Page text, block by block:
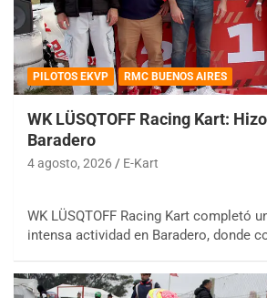
PILOTOS EKVP RMC BUENOS AIRES
WK LÜSQTOFF Racing Kart:
Baradero
4 agosto, 2026 E-Kart
WK LÜSQTOFF Racing Kart completó
intensa actividad en Baradero, donde